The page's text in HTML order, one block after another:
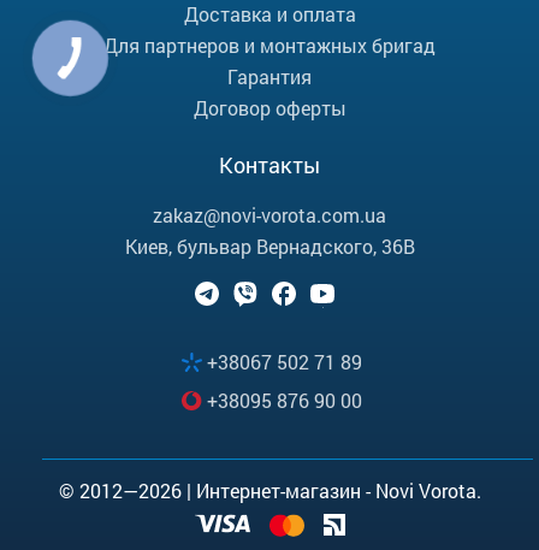
Доставка и оплата
Для партнеров и монтажных бригад
Гарантия
Договор оферты
Контакты
zakaz@novi-vorota.com.ua
Киев, бульвар Вернадского, 36В
+38067 502 71 89
+38095 876 90 00
© 2012—2026 | Интернет-магазин - Novi Vorota.